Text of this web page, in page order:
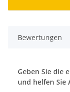
Bewertungen
Geben Sie die
und helfen Sie